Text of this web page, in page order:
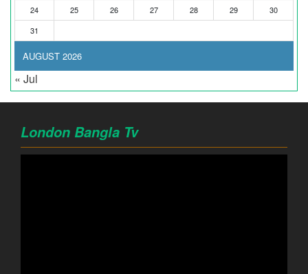
AUGUST 2026
24
25 26 27 28 29
30
31
« Jul
London Bangla Tv